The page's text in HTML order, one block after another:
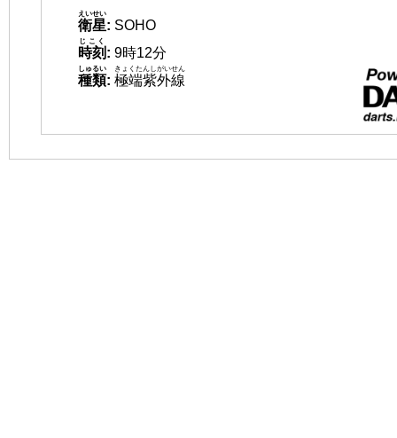
衛星
えいせい
: SOHO
時刻
じこく
: 9時12分
種類
しゅるい
: 極端紫外線
きょくたんしがいせん